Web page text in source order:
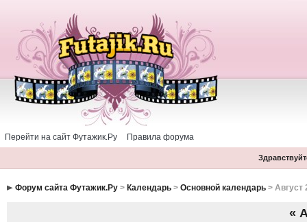
Перейти на сайт Футажик.Ру Правила форума
Форум сайта Футажик.Ру> Календарь> Основной календарь> Август
«